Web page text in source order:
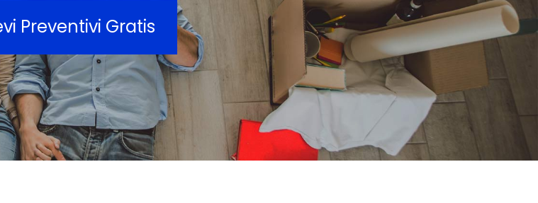
Preventivi Gratis